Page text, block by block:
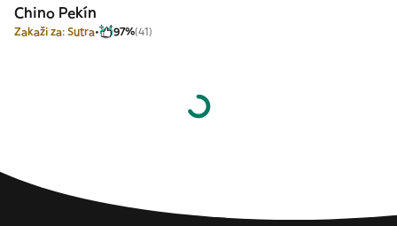
Chino Pekín
Zakaži za: Sutra 97%(41)